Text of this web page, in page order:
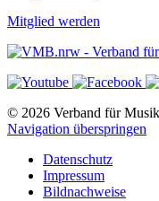
Mitglied werden
© 2026 Verband für
Navigation überspringen
Datenschutz
Impressum
Bildnachweise